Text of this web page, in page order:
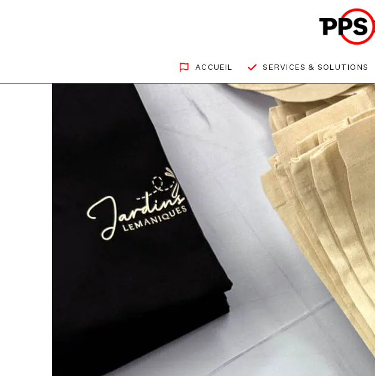
ACCUEIL SERVICES & SOLUTIONS